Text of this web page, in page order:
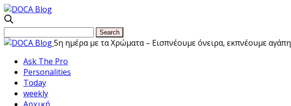
5η ημέρα με τα Χρώματα – Εισπνέουμε όνειρα, εκπνέουμε αγάπη
Ask The Pro
Personalities
Today
weekly